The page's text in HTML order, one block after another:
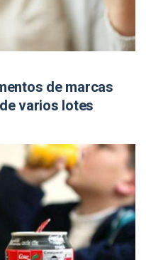
de marcas
varios lotes